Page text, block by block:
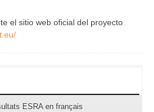
el sitio web oficial del proyecto
ESRA en français